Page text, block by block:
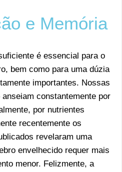
e Memória
é essencial para o
bem como para uma dúzia
importantes. Nossas
constantemente por
por nutrientes
recentemente os
revelaram uma
envelhecido requer mais
menor. Felizmente, a